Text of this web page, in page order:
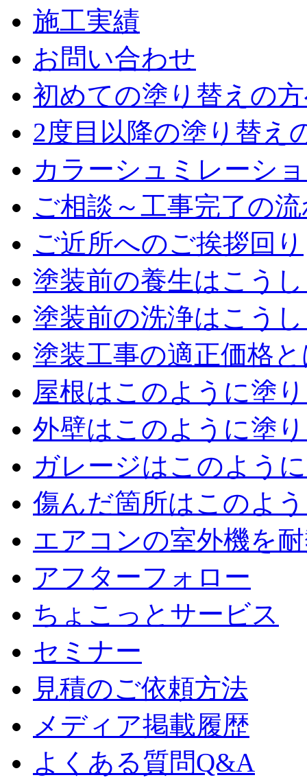
施工実績
お問い合わせ
初めての塗り替えの
2度目以降の塗り替え
カラーシュミレーシ
ご相談～工事完了の
ご近所へのご挨拶回り
塗装前の養生はこう
塗装前の洗浄はこう
塗装工事の適正価格
屋根はこのように塗
外壁はこのように塗
ガレージはこのよう
傷んだ箇所はこのよ
エアコンの室外機を
アフターフォロー
ちょこっとサービス
セミナー
見積のご依頼方法
メディア掲載履歴
よくある質問Q&A